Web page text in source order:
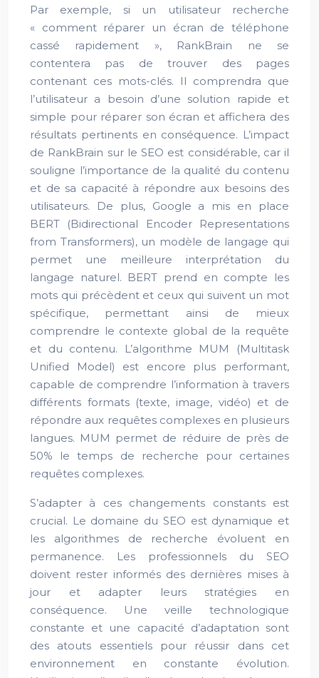
Par exemple, si un utilisateur recherche
« comment réparer un écran de téléphone
cassé rapidement », RankBrain ne se
contentera pas de trouver des pages
contenant ces mots-clés. Il comprendra que
l’utilisateur a besoin d’une solution rapide et
simple pour réparer son écran et affichera des
résultats pertinents en conséquence. L’impact
de RankBrain sur le SEO est considérable, car il
souligne l’importance de la qualité du contenu
et de sa capacité à répondre aux besoins des
utilisateurs. De plus, Google a mis en place
BERT (Bidirectional Encoder Representations
from Transformers), un modèle de langage qui
permet une meilleure interprétation du
langage naturel. BERT prend en compte les
mots qui précèdent et ceux qui suivent un mot
spécifique, permettant ainsi de mieux
comprendre le contexte global de la requête
et du contenu. L’algorithme MUM (Multitask
Unified Model) est encore plus performant,
capable de comprendre l’information à travers
différents formats (texte, image, vidéo) et de
répondre aux requêtes complexes en plusieurs
langues. MUM permet de réduire de près de
50% le temps de recherche pour certaines
requêtes complexes.
S’adapter à ces changements constants est
crucial. Le domaine du SEO est dynamique et
les algorithmes de recherche évoluent en
permanence. Les professionnels du SEO
doivent rester informés des dernières mises à
jour et adapter leurs stratégies en
conséquence. Une veille technologique
constante et une capacité d’adaptation sont
des atouts essentiels pour réussir dans cet
environnement en constante évolution.